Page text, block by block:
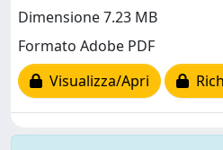
Dimensione 7.23 MB
Formato Adobe PDF
Visualizza/Apri